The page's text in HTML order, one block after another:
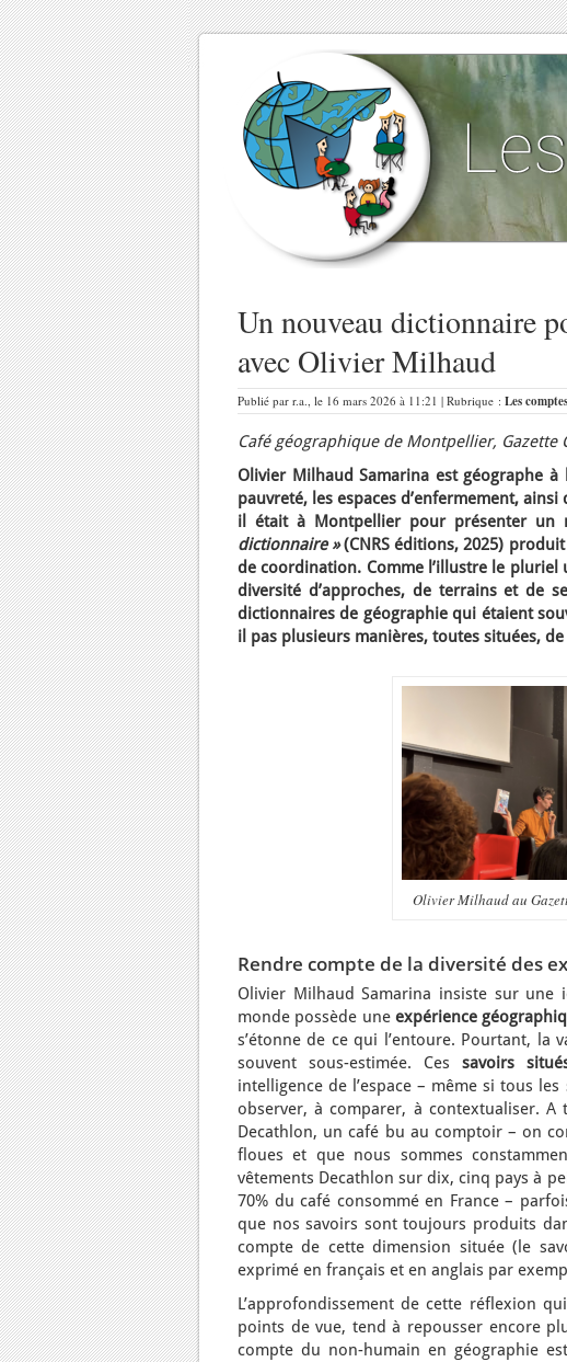
Un nouveau dictionnaire
avec Olivier Milhaud
Publié par r.a., le 16 mars 2026 à 11:21 | Rubrique : Les
Café géographique de Montpellier,
Olivier Milhaud Samarina est géographe
pauvreté, les espaces d’enfermement,
il était à Montpellier pour présenter un
dictionnaire »(CNRS éditions, 2025)
de coordination. Comme l’illustre le
diversité d’approches, de terrains et de
dictionnaires de géographie qui étaient
il pas plusieurs manières, toutes situées,
Olivier Milhaud au
Rendre compte de la diversité des
Olivier Milhaud Samarina insiste sur
monde possède une expérience
s’étonne de ce qui l’entoure. Pourtant,
souvent sous-estimée. Cessavoirs
intelligence de l’espace – même si tous
observer, à comparer, à contextualiser. A
Decathlon, un café bu au comptoir – on
floues et que nous sommes
vêtements Decathlon sur dix, cinq pays à
70% du café consommé en France –
que nos savoirs sont toujours produits
compte de cette dimension située (le
exprimé en français et en anglais par
L’approfondissement de cette réflexion
points de vue, tend à repousser encore
compte du non-humain en géographie